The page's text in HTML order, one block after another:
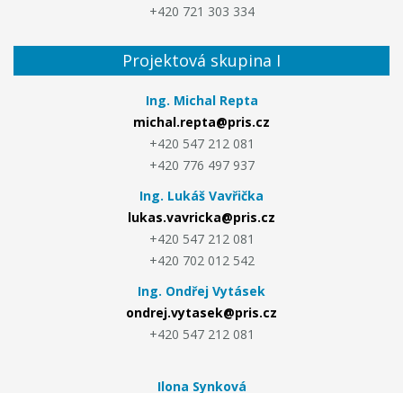
+420 721 303 334
Projektová skupina I
Ing. Michal Repta
michal.repta@pris.cz
+420 547 212 081
+420 776 497 937
Ing. Lukáš Vavřička
lukas.vavricka@pris.cz
+420 547 212 081
+420 702 012 542
Ing. Ondřej Vytásek
ondrej.vytasek@pris.cz
+420 547 212 081
Ilona Synková